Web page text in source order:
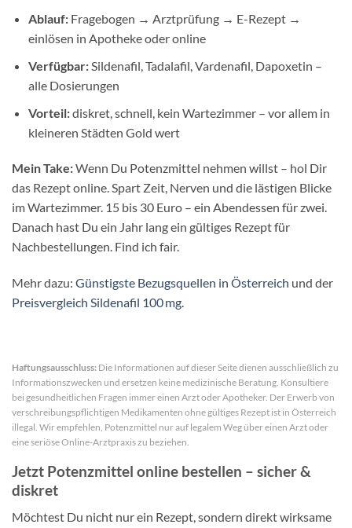
Ablauf:Fragebogen → Arztprüfung → E-Rezept →
einlösen in Apotheke oder online
Verfügbar:Sildenafil, Tadalafil, Vardenafil, Dapoxetin –
alle Dosierungen
Vorteil:diskret, schnell, kein Wartezimmer – vor allem in
kleineren Städten Gold wert
Mein Take:Wenn Du Potenzmittel nehmen willst – hol Dir
das Rezept online. Spart Zeit, Nerven und die lästigen Blicke
im Wartezimmer. 15 bis 30 Euro – ein Abendessen für zwei.
Danach hast Du ein Jahr lang ein gültiges Rezept für
Nachbestellungen. Find ich fair.
Mehr dazu: Günstigste Bezugsquellen in Österreich und der
Preisvergleich Sildenafil 100 mg.
Haftungsausschluss: Die Informationen auf dieser Seite dienen ausschließlich zu
Informationszwecken und ersetzen keine medizinische Beratung. Konsultiere
bei gesundheitlichen Fragen immer einen Arzt oder Apotheker. Der Erwerb von
verschreibungspflichtigen Medikamenten ohne gültiges Rezept ist in Österreich
illegal. Wir empfehlen, Potenzmittel nur auf legalem Weg über einen Arzt oder
eine seriöse Online-Arztpraxis zu beziehen.
Jetzt Potenzmittel online bestellen – sicher &
diskret
Möchtest Du nicht nur ein Rezept, sondern direkt wirksame